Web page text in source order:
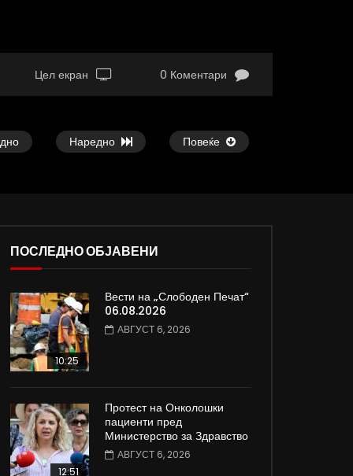
Цел екран 0 Коментари
Наредно Повеќе
37:25
Арсовски: „Се вариме како жаби,
додека сме надвор од ЕУ“
АВГУСТ 5, 2026
0
6.5K
ПОСЛЕДНО ОБЈАВЕНИ
10:25
Вести на „Слободен Печат“
06.08.2026
АВГУСТ 6, 2026
12:51
Протест на Онколошки
пациенти пред
Министерство за Здравство
АВГУСТ 6, 2026